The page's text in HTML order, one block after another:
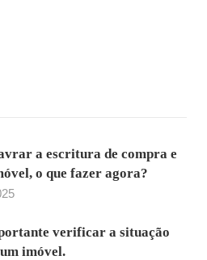
a escritura de compra e
o que fazer agora?
verificar a situação
imóvel.